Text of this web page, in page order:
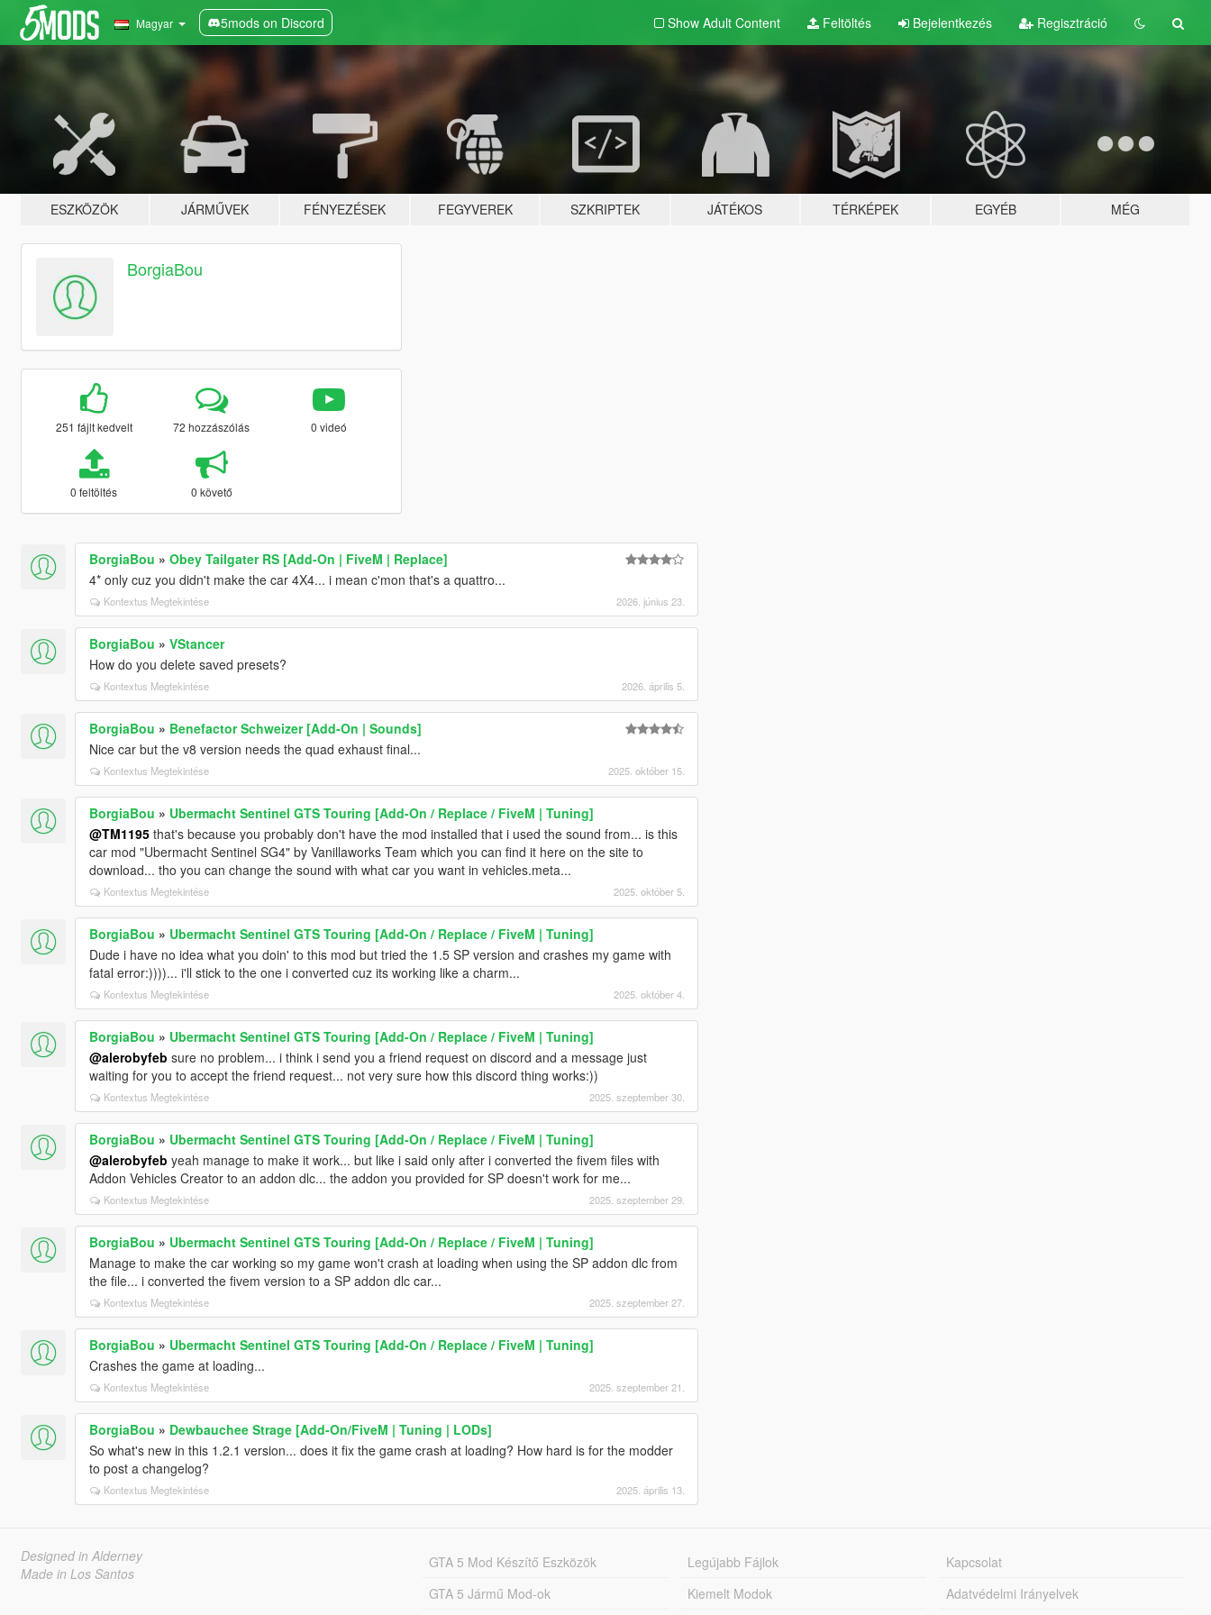
Magyar 5mods on Discord Show Adult Content Feltöltés Bejelentkezés Regisztráció
ESZKÖZÖK JÁRMŰVEK FÉNYEZÉSEK FEGYVEREK SZKRIPTEK JÁTÉKOS TÉRKÉPEK EGYÉB MÉG
BorgiaBou
251 fájlt kedvelt 72 hozzászólás 0 videó
0 feltöltés 0 követő
BorgiaBou » Obey Tailgater RS [Add-On | FiveM | Replace]
4* only cuz you didn't make the car 4X4... i mean c'mon that's a quattro...
Kontextus Megtekintése 2026. június 23.
BorgiaBou » VStancer
How do you delete saved presets?
Kontextus Megtekintése 2026. április 5.
BorgiaBou » Benefactor Schweizer [Add-On | Sounds]
Nice car but the v8 version needs the quad exhaust final...
Kontextus Megtekintése 2025. október 15.
BorgiaBou » Ubermacht Sentinel GTS Touring [Add-On / Replace / FiveM | Tuning]
@TM1195that's because you probably don't have the mod installed that i used the sound from... is this
car mod "Ubermacht Sentinel SG4" by Vanillaworks Team which you can find it here on the site to
download... tho you can change the sound with what car you want in vehicles.meta...
Kontextus Megtekintése 2025. október 5.
BorgiaBou » Ubermacht Sentinel GTS Touring [Add-On / Replace / FiveM | Tuning]
Dude i have no idea what you doin' to this mod but tried the 1.5 SP version and crashes my game with
fatal error:))))... i'll stick to the one i converted cuz its working like a charm...
Kontextus Megtekintése 2025. október 4.
BorgiaBou » Ubermacht Sentinel GTS Touring [Add-On / Replace / FiveM | Tuning]
@alerobyfeb sure no problem... i think i send you a friend request on discord and a message just
waiting for you to accept the friend request... not very sure how this discord thing works:))
Kontextus Megtekintése 2025. szeptember 30.
BorgiaBou » Ubermacht Sentinel GTS Touring [Add-On / Replace / FiveM | Tuning]
@alerobyfeb yeah manage to make it work... but like i said only after i converted the fivem files with
Addon Vehicles Creator to an addon dlc... the addon you provided for SP doesn't work for me...
Kontextus Megtekintése 2025. szeptember 29.
BorgiaBou » Ubermacht Sentinel GTS Touring [Add-On / Replace / FiveM | Tuning]
Manage to make the car working so my game won't crash at loading when using the SP addon dlc from
the file... i converted the fivem version to a SP addon dlc car...
Kontextus Megtekintése 2025. szeptember 27.
BorgiaBou » Ubermacht Sentinel GTS Touring [Add-On / Replace / FiveM | Tuning]
Crashes the game at loading...
Kontextus Megtekintése 2025. szeptember 21.
BorgiaBou » Dewbauchee Strage [Add-On/FiveM | Tuning | LODs]
So what's new in this 1.2.1 version... does it fix the game crash at loading? How hard is for the modder
to post a changelog?
Kontextus Megtekintése 2025. április 13.
Designed in Alderney
Made in Los Santos
GTA 5 Mod Készítő Eszközök
GTA 5 Jármű Mod-ok
Legújabb Fájlok
Kiemelt Modok
Kapcsolat
Adatvédelmi Irányelvek